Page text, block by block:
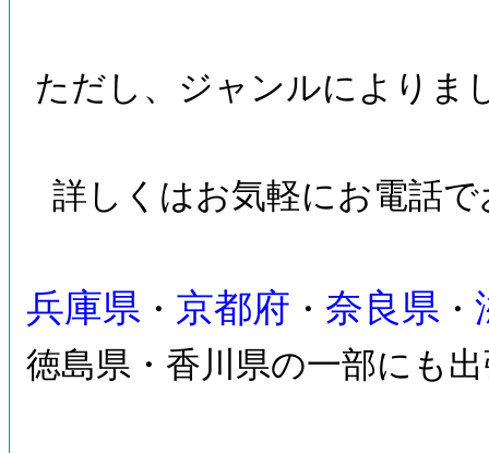
ただし、ジャンルによりま
詳しくはお気軽にお電話
兵庫県 ・ 京都府 ・ 奈良県 ・
徳島県・香川県の一部にも